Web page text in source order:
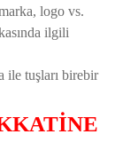
logo vs.
ilgili
ile tuşları birebir